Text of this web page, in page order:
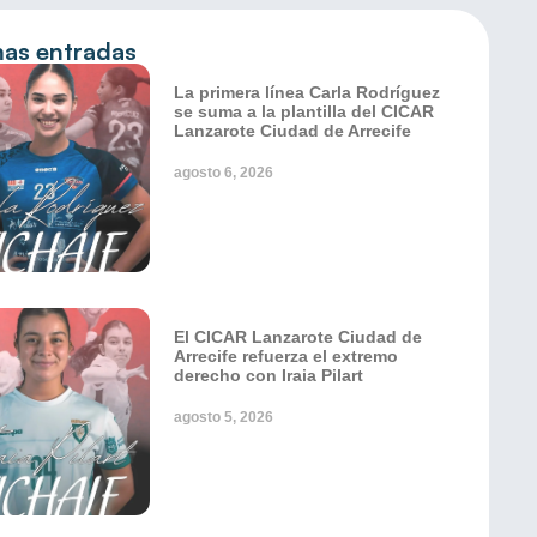
entradas
La primera línea Carla Rodríguez
se suma a la plantilla del CICAR
Lanzarote Ciudad de Arrecife
agosto 6, 2026
El CICAR Lanzarote Ciudad de
Arrecife refuerza el extremo
derecho con Iraia Pilart
agosto 5, 2026